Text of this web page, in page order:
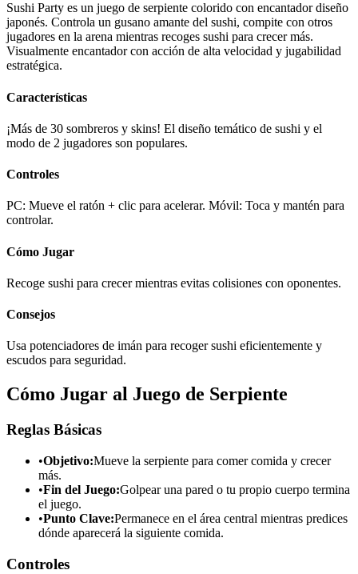
Sushi Party es un juego de serpiente colorido con encantador diseño
japonés. Controla un gusano amante del sushi, compite con otros
jugadores en la arena mientras recoges sushi para crecer más.
Visualmente encantador con acción de alta velocidad y jugabilidad
estratégica.
Características
¡Más de 30 sombreros y skins! El diseño temático de sushi y el
modo de 2 jugadores son populares.
Controles
PC: Mueve el ratón + clic para acelerar. Móvil: Toca y mantén para
controlar.
Cómo Jugar
Recoge sushi para crecer mientras evitas colisiones con oponentes.
Consejos
Usa potenciadores de imán para recoger sushi eficientemente y
escudos para seguridad.
Cómo Jugar al Juego de Serpiente
Reglas Básicas
•Objetivo:Mueve la serpiente para comer comida y crecer
más.
•Fin del Juego:Golpear una pared o tu propio cuerpo termina
el juego.
•Punto Clave:Permanece en el área central mientras predices
dónde aparecerá la siguiente comida.
Controles